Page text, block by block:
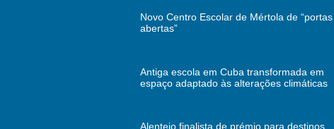
Novo Centro Escolar de Mértola de “portas
abertas”
Antiga escola em Cuba transformada em
espaço adaptado às alterações climáticas
Alentejo finalista de prémio para destinos